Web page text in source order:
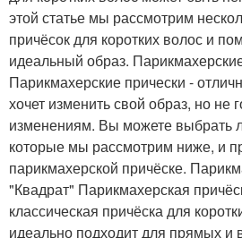
этой статье мы рассмотрим
причёсок для коротких волос и
идеальный образ.
Парикмахерские прически -
хочет изменить свой образ, но не
изменениям. Вы можете выбрать
которые мы рассмотрим ниже, и
парикмахерской причёске.
"Квадрат" Парикмахерская
классическая причёска для
идеально подходит для прямых и